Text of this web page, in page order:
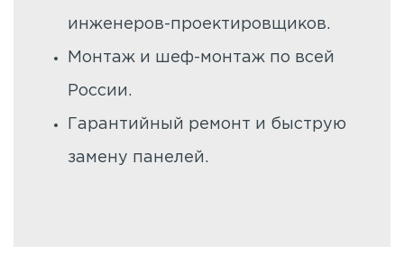
инженеров-проектировщиков.
Монтаж и шеф-монтаж по всей
России.
Гарантийный ремонт и быструю
замену панелей.